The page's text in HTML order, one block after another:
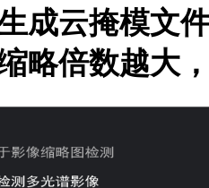
成云掩模文
略倍数越大